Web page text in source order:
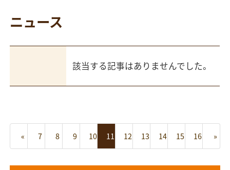
ニュース
該当する記事はありませんでした。
« 7 8 9 10 11 12 13 14 15 16 »